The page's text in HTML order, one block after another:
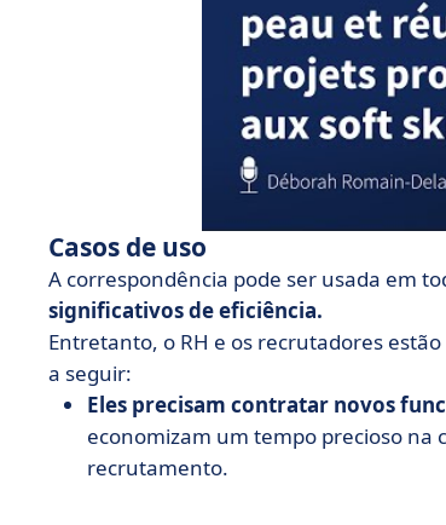
Casos de uso
A correspondência pode ser usada em
significativos de eficiência.
Entretanto, o RH e os recrutadores
a seguir:
Eles precisam contratar novos
economizam um tempo precioso na
recrutamento.